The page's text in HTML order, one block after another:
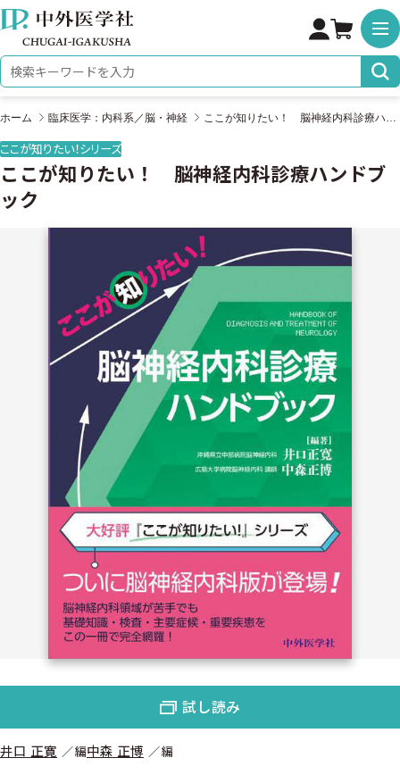
株式会社 中外医学社
検索キーワード
ホーム 臨床医学：内科系／脳・神経 ここが知りたい！ 脳神経内科診療ハンドブック
ここが知りたい！シリーズ
ここが知りたい！ 脳神経内科診療ハンドブ
ック
井口 正寛 編中森 正博 編
試し読み